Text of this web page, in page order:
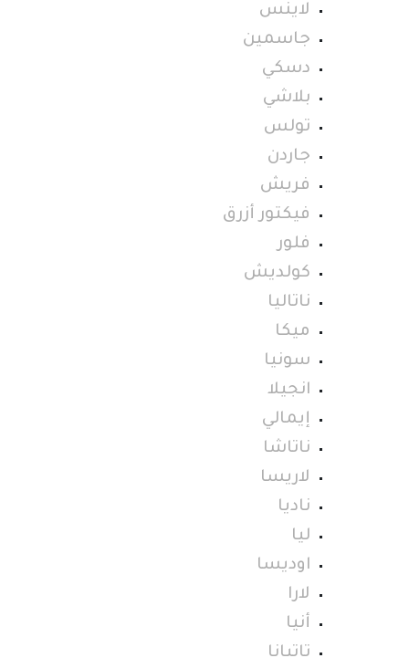
لاينس
جاسمين
دسكي
بلاشي
تولس
جاردن
فريش
فيكتور أزرق
فلور
كولديش
ناتاليا
ميكا
سونيا
انجيلا
إيمالي
ناتاشا
لاريسا
ناديا
ليا
اوديسا
لارا
أنيا
تاتيانا